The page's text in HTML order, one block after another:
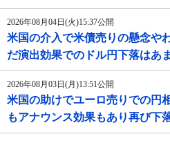
2026年08月04日(火)15:37公開
米国の介入で米債売りの懸念や
だ演出効果でのドル円下落はあ
2026年08月03日(月)13:51公開
米国の助けでユーロ売りでの円
もアナウンス効果もあり再び下